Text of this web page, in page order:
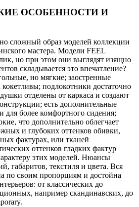
ОСОБЕННОСТИ И
сложный образ моделей коллекции
мастера. Модели FEEL
но при этом они выглядят изящно
складывается это впечатление?
но мягкие; заостренные
подлокотники достаточно
отделены от каркаса и создают
есть дополнительные
более комфортного сидения;
что дополнительно облегчает
и глубоких оттенков обивки,
фактурах, или тканей
оттенков гладких фактур
этих моделей. Нюансы
габаритов, текстиля и цвета. Вся
по своим пропорциям и достойна
от классических до
например скандинавских, до